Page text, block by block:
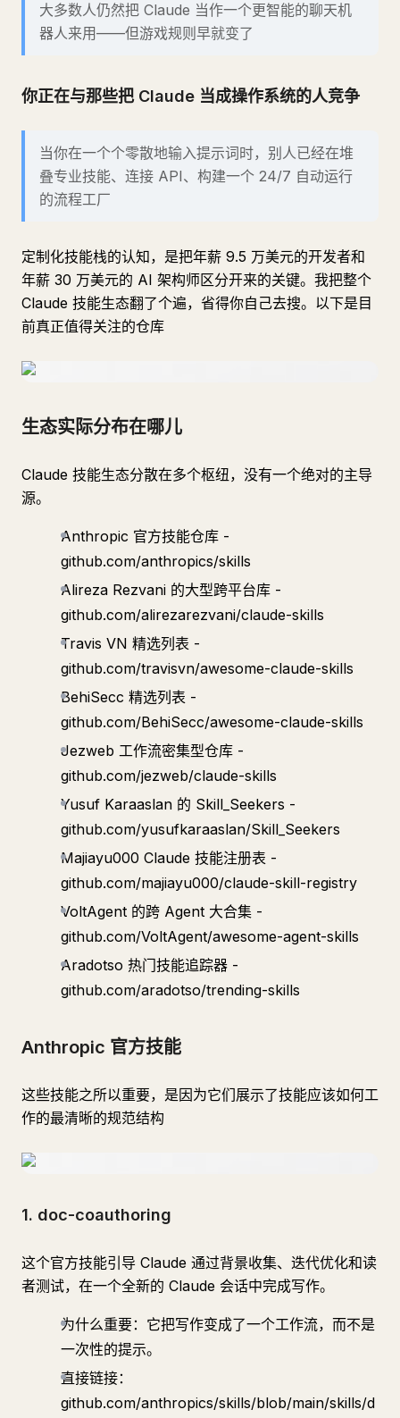
操作者组合
最后的话
大多数人仍然把 Claude 当作一个更智能的聊天机
器人来用——但游戏规则早就变了
你正在与那些把 Claude 当成操作系统的人竞争
当你在一个个零散地输入提示词时，别人已经在堆
叠专业技能、连接 API、构建一个 24/7 自动运行
的流程工厂
定制化技能栈的认知，是把年薪 9.5 万美元的开发者和
年薪 30 万美元的 AI 架构师区分开来的关键。我把整个
Claude 技能生态翻了个遍，省得你自己去搜。以下是目
前真正值得关注的仓库
生态实际分布在哪儿
Claude 技能生态分散在多个枢纽，没有一个绝对的主导
源。
Anthropic 官方技能仓库 -
github.com/anthropics/skills
Alireza Rezvani 的大型跨平台库 -
github.com/alirezarezvani/claude-skills
Travis VN 精选列表 -
github.com/travisvn/awesome-claude-skills
BehiSecc 精选列表 -
github.com/BehiSecc/awesome-claude-skills
Jezweb 工作流密集型仓库 -
github.com/jezweb/claude-skills
Yusuf Karaaslan 的 Skill_Seekers -
github.com/yusufkaraaslan/Skill_Seekers
Majiayu000 Claude 技能注册表 -
github.com/majiayu000/claude-skill-registry
VoltAgent 的跨 Agent 大合集 -
github.com/VoltAgent/awesome-agent-skills
Aradotso 热门技能追踪器 -
github.com/aradotso/trending-skills
Anthropic 官方技能
这些技能之所以重要，是因为它们展示了技能应该如何工
作的最清晰的规范结构
1. doc-coauthoring
这个官方技能引导 Claude 通过背景收集、迭代优化和读
者测试，在一个全新的 Claude 会话中完成写作。
为什么重要：它把写作变成了一个工作流，而不是
一次性的提示。
直接链接：
github.com/anthropics/skills/blob/main/skills/d